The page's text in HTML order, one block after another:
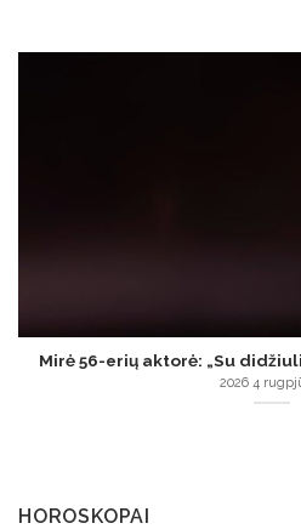
Mirė 56-erių aktorė: „Su
2026 4
HOROSKOPAI